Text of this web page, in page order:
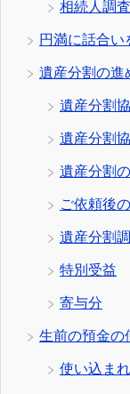
相続人調
円満に話合い
遺産分割の進
遺産分割
遺産分割
遺産分割
ご依頼後
遺産分割
特別受益
寄与分
生前の預金の
使い込ま